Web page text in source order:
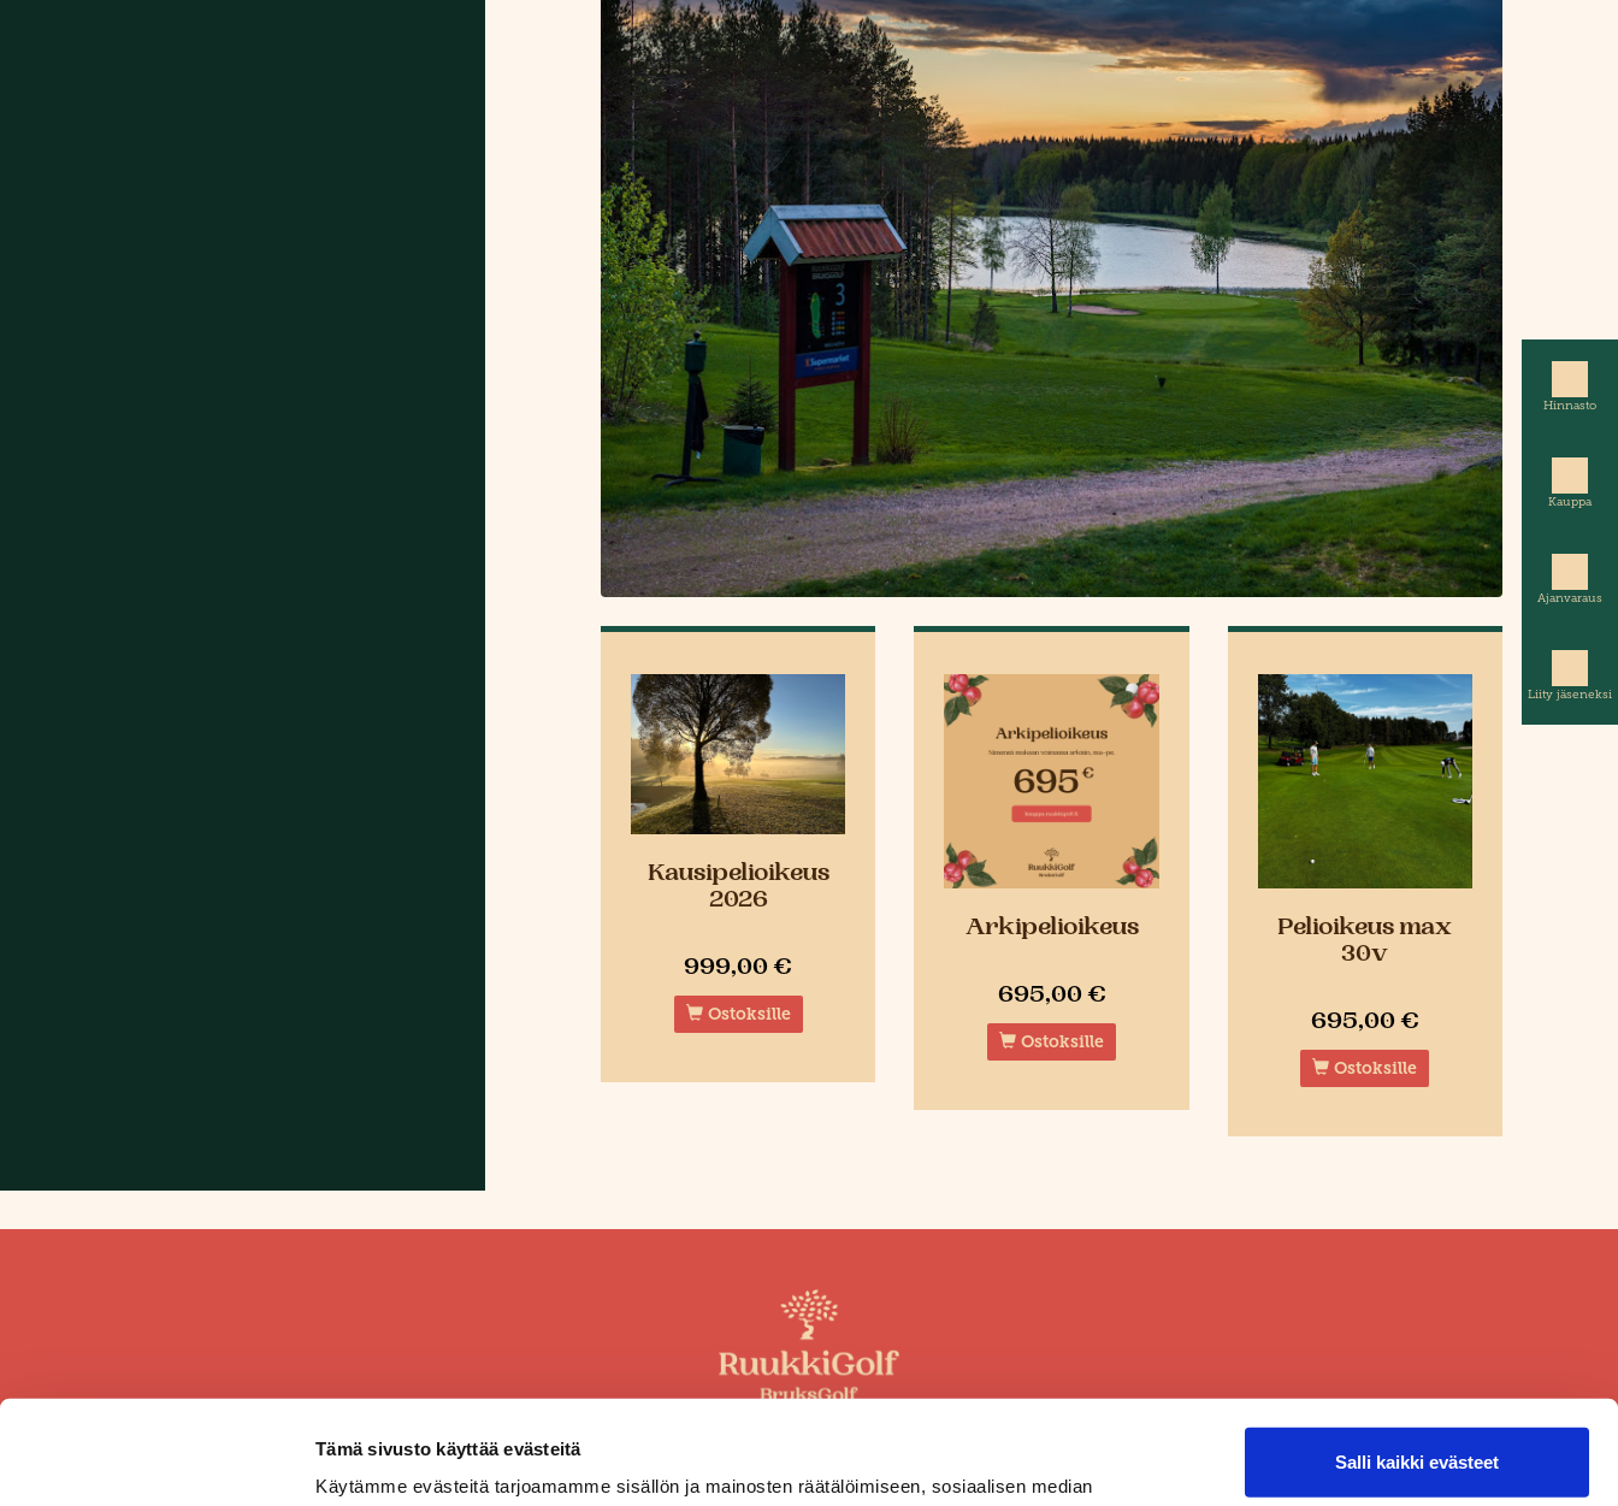
Tämä sivusto käyttää evästeitä
Käytämme evästeitä tarjoamamme sisällön ja mainosten räätälöimiseen, sosiaalisen median
Salli kaikki evästeet
Hinnasto
Kauppa
Ajanvaraus
Liity jäseneksi
Kausipelioikeus
2026
999,00 €
Ostoksille
Arkipelioikeus
695,00 €
Ostoksille
Pelioikeus max
30v
695,00 €
Ostoksille